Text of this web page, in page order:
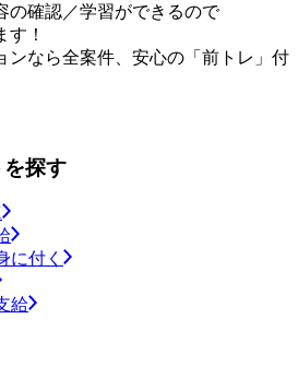
の確認／学習ができるので
！
なら全案件、安心の「前トレ」付
探す
に付く
給